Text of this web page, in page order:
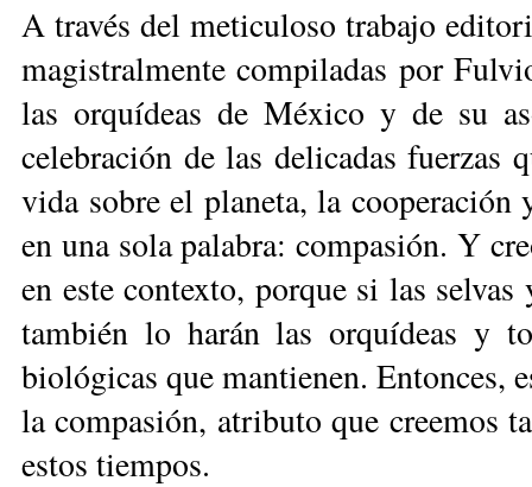
A través del meticuloso trabajo
magistralmente compiladas por
las orquídeas de México y de su
celebración de las delicadas fuerzas
vida sobre el planeta, la
en una sola palabra: compasión. Y
en este contexto, porque si las
también lo harán las orquídeas y
biológicas que mantienen. Entonces,
la compasión, atributo que creemos
estos tiempos.